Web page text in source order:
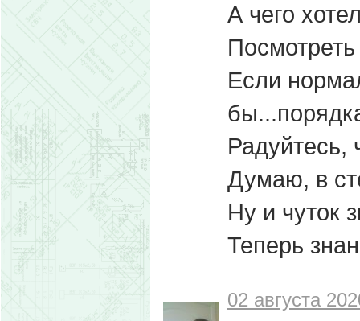
А чего
Если
Радуйтесь,
Думаю, в
Ну и чуток
Теперь
02 августа